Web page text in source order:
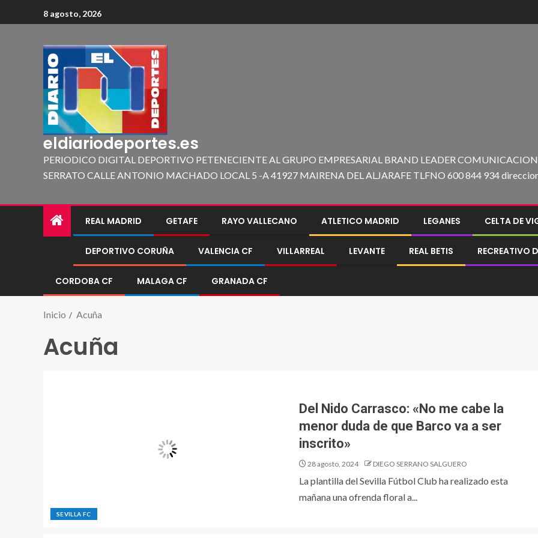
8 agosto, 2026
eldiariodeportes.es
PERIODICO DIGITAL DEPORTIVO PETENECIENTE AL GRUPO EMPRESARIAL BRAND LEADER
SERRATO CALLE ANTONIO MACHADO LOCAL 5 -A 41927 MAIRENA DEL ALJARAFE TLFNO 600 844 934
REAL MADRID GETAFE RAYO VALLECANO ATLETICO MADRID LEGANES CELTA DE
DEPORTIVO CORUÑA VALENCIA CF VILLARREAL LEVANTE REAL BETIS RECREATIVO
CORDOBA CF MALAGA CF GRANADA CF
Inicio Acuña
Acuña
SEVILLA FC
Del Nido Carrasco: «No me cabe la
menor duda de que Barco va a ser
inscrito»
28 agosto, 2024 DIEGO SERRANO SALGUERO
La plantilla del Sevilla Fútbol Club ha realizado esta
mañana una ofrenda floral a...